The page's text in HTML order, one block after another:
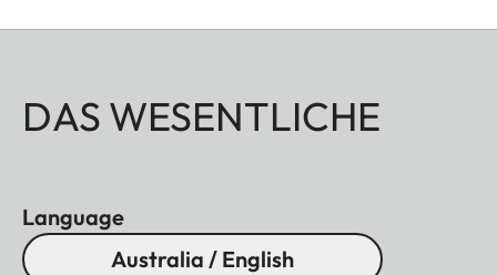
DAS WESENTLICHE
Language
Australia / English